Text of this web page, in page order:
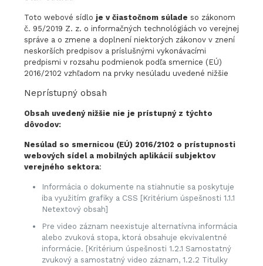
Toto webové sídlo je v čiastočnom súlade so zákonom
č. 95/2019 Z. z. o informačných technológiách vo verejnej
správe a o zmene a doplnení niektorých zákonov v znení
neskorších predpisov a príslušnými vykonávacími
predpismi v rozsahu podmienok podľa smernice (EÚ)
2016/2102 vzhľadom na prvky nesúladu uvedené nižšie
Neprístupný obsah
Obsah uvedený nižšie nie je prístupný z týchto
dôvodov:
Nesúlad so smernicou (EÚ) 2016/2102 o prístupnosti
webových sídel a mobilných aplikácií subjektov
verejného sektora:
Informácia o dokumente na stiahnutie sa poskytuje
iba využitím grafiky a CSS [Kritérium úspešnosti 1.1.1
Netextový obsah]
Pre video záznam neexistuje alternatívna informácia
alebo zvuková stopa, ktorá obsahuje ekvivalentné
informácie. [Kritérium úspešnosti 1.2.1 Samostatný
zvukový a samostatný video záznam, 1.2.2 Titulky